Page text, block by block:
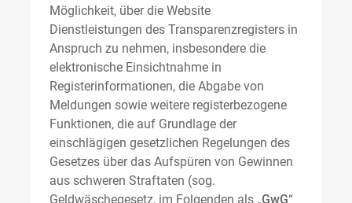
Möglichkeit, über die Website
Dienstleistungen des Transparenzregisters in
Anspruch zu nehmen, insbesondere die
elektronische Einsichtnahme in
Registerinformationen, die Abgabe von
Meldungen sowie weitere registerbezogene
Funktionen, die auf Grundlage der
einschlägigen gesetzlichen Regelungen des
Gesetzes über das Aufspüren von Gewinnen
aus schweren Straftaten (sog.
Geldwäschegesetz, im Folgenden als „GwG“